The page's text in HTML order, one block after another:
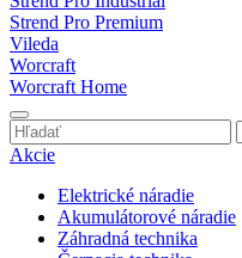
Strend Pro Premium
Vileda
Worcraft
Worcraft Home
Akcie
Elektrické náradie
Akumulátorové náradie
Záhradná technika